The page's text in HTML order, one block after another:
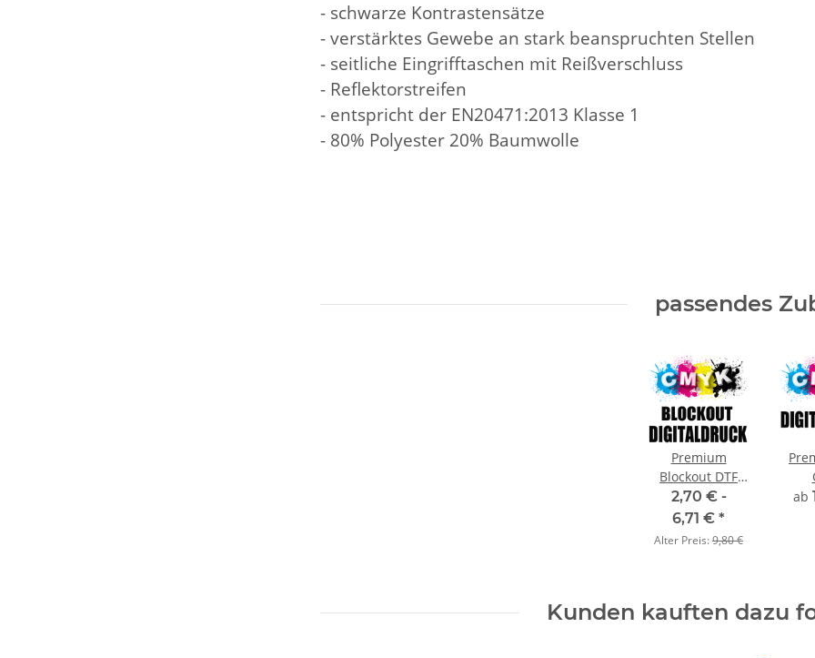
- schwarze Kontrastensätze
- verstärktes Gewebe an stark beanspruchten Stellen
- seitliche Eingrifftaschen mit Reißverschluss
- Reflektorstreifen
- entspricht der EN20471:2013 Klasse 1
- 80% Polyester 20% Baumwolle
passendes
Premium
Blockout DTF
Digitaldruck
CMYK
2,70 € -
6,71 € *
Alter Preis:9,80 €
ab
Kunden kauften dazu